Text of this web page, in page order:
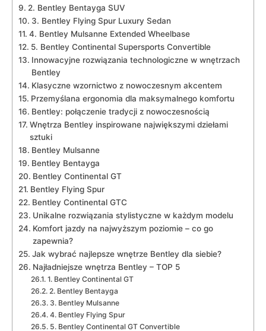
2. Bentley⁢ Bentayga SUV
3. Bentley Flying Spur ‌Luxury Sedan
4. Bentley‍ Mulsanne Extended Wheelbase
5. Bentley Continental ​Supersports Convertible
Innowacyjne rozwiązania technologiczne w wnętrzach
Bentley
Klasyczne‍ wzornictwo z nowoczesnym ​akcentem
Przemyślana ergonomia dla‌ maksymalnego komfortu
Bentley: połączenie tradycji z nowoczesnością
Wnętrza Bentley inspirowane największymi dziełami
‍sztuki
Bentley‌ Mulsanne
Bentley Bentayga
Bentley Continental‍ GT
Bentley‍ Flying Spur
Bentley Continental ⁤GTC
Unikalne rozwiązania stylistyczne ⁢w każdym⁣ modelu
Komfort jazdy na ‍najwyższym⁣ poziomie – co go
zapewnia?
Jak wybrać najlepsze wnętrze Bentley⁢ dla ‌siebie?
Najładniejsze wnętrza⁣ Bentley – TOP 5
1.‍ Bentley‌ Continental GT
2. Bentley ‍Bentayga
3. Bentley Mulsanne
4. Bentley Flying Spur
5. Bentley ⁤Continental GT Convertible